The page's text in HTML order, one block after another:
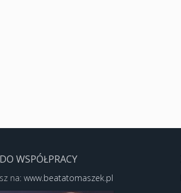
WSPÓŁPRACY
na: www.beatatomaszek.pl